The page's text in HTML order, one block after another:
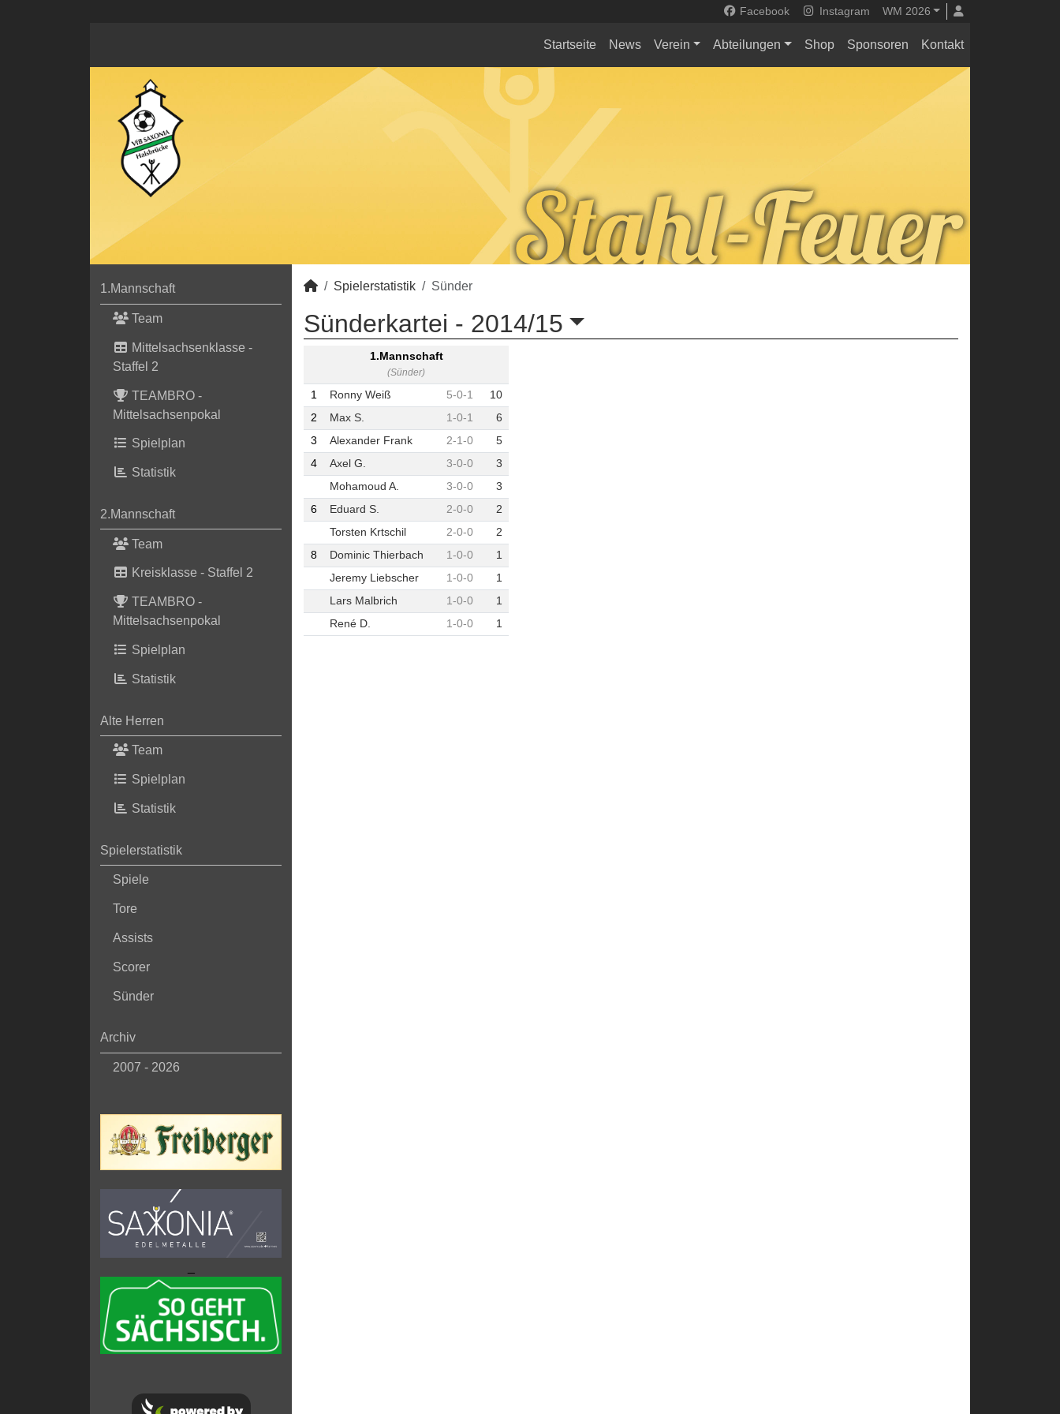
Facebook Instagram WM 2026
Startseite News Verein Abteilungen Shop Sponsoren Kontakt
1.Mannschaft
Team
Mittelsachsenklasse -
Staffel 2
TEAMBRO -
Mittelsachsenpokal
Spielplan
Statistik
2.Mannschaft
Team
Kreisklasse - Staffel 2
TEAMBRO -
Mittelsachsenpokal
Spielplan
Statistik
Alte Herren
Team
Spielplan
Statistik
Spielerstatistik
Spiele
Tore
Assists
Scorer
Sünder
Archiv
2007 - 2026
Spielerstatistik Sünder
Sünderkartei - 2014/15
1.Mannschaft
(Sünder)
1 Ronny Weiß 5-0-1
10
2
Max S. 1-0-1
6
3
Alexander Frank 2-1-0
5
4
Axel G. 3-0-0
3
Mohamoud A.
3-0-0
3
6
Eduard S. 2-0-0
2
Torsten Krtschil
2-0-0
2
8
Dominic Thierbach 1-0-0
1
Jeremy Liebscher
1-0-0
1
Lars Malbrich
1-0-0
1
René D.
1-0-0 1